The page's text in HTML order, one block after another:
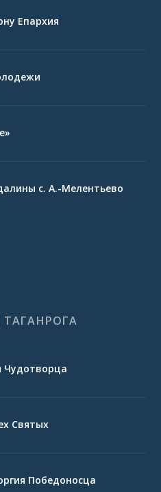
Епархия
с. А.-Мелентьево
Чудотворца
Святых
Победоносца